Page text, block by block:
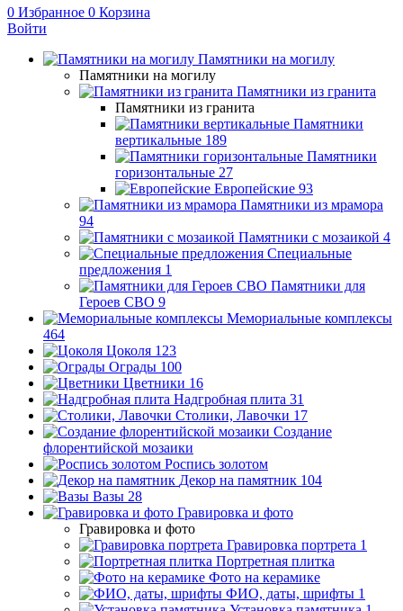
0 Избранное 0 Корзина
Войти
Памятники на могилу
Памятники на могилу
Памятники из гранита
Памятники из гранита
Памятники
вертикальные 189
Памятники
горизонтальные 27
Европейские 93
Памятники из мрамора
94
Памятники с мозаикой 4
Специальные
предложения 1
Памятники для
Героев СВО 9
Мемориальные комплексы
464
Цоколя 123
Ограды 100
Цветники 16
Надгробная плита 31
Столики, Лавочки 17
Создание
флорентийской мозаики
Роспись золотом
Декор на памятник 104
Вазы 28
Гравировка и фото
Гравировка и фото
Гравировка портрета 1
Портретная плитка
Фото на керамике
ФИО, даты, шрифты 1